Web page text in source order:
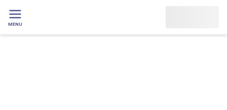
MENU